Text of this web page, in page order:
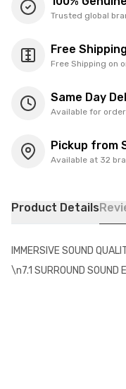
Trusted global
Free Shipping
Free Shipping on
Same Day
Available for
Pickup from
Available at 32
Product Details
IMMERSIVE SOUND
\n7.1 SURROUND SOUND